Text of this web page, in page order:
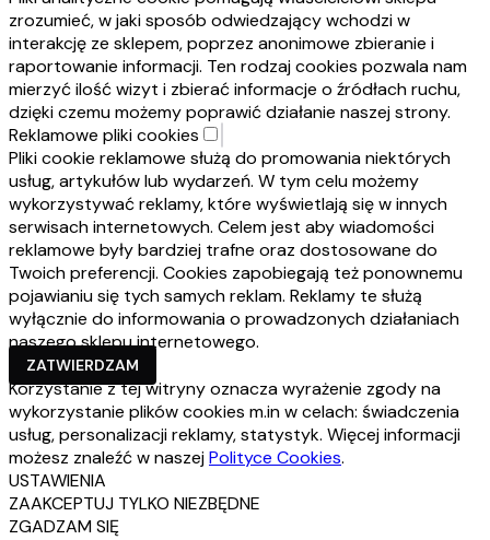
zrozumieć, w jaki sposób odwiedzający wchodzi w
interakcję ze sklepem, poprzez anonimowe zbieranie i
raportowanie informacji. Ten rodzaj cookies pozwala nam
mierzyć ilość wizyt i zbierać informacje o źródłach ruchu,
dzięki czemu możemy poprawić działanie naszej strony.
Reklamowe pliki cookies
Pliki cookie reklamowe służą do promowania niektórych
usług, artykułów lub wydarzeń. W tym celu możemy
wykorzystywać reklamy, które wyświetlają się w innych
serwisach internetowych. Celem jest aby wiadomości
reklamowe były bardziej trafne oraz dostosowane do
Twoich preferencji. Cookies zapobiegają też ponownemu
pojawianiu się tych samych reklam. Reklamy te służą
wyłącznie do informowania o prowadzonych działaniach
naszego sklepu internetowego.
ZATWIERDZAM
Korzystanie z tej witryny oznacza wyrażenie zgody na
wykorzystanie plików cookies m.in w celach: świadczenia
usług, personalizacji reklamy, statystyk. Więcej informacji
możesz znaleźć w naszejPolityce Cookies.
USTAWIENIA
ZAAKCEPTUJ TYLKO NIEZBĘDNE
ZGADZAM SIĘ